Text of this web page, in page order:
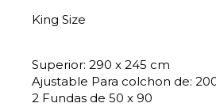
King Size
Superior: 290 x 245 cm
Ajustable Para colchon de:
2 Fundas de 50 x 90